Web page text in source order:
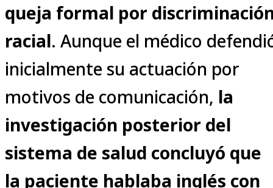
queja formal por
racial. Aunque el médico
inicialmente su actuación por
motivos de comunicación, la
investigación posterior del
sistema de salud concluyó que
la paciente hablaba inglés con